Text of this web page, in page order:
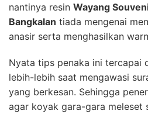
nantinya resin Wayang
Bangkalan tiada mengenai
anasir serta menghasilkan
Nyata tips penaka ini tercapai
lebih-lebih saat mengawasi
yang berkesan. Sehingga
agar koyak gara-gara meleset